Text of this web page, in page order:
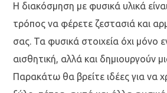
Η διακόσμηση με φυσικά υλικά
τρόπος να φέρετε ζεστασιά και
σας. Τα φυσικά στοιχεία όχι μόνο
αισθητική, αλλά και δημιουργούν
Παρακάτω θα βρείτε ιδέες για να